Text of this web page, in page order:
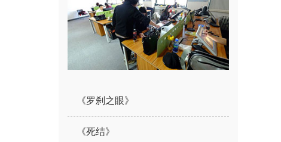
《罗刹之眼》
《死结》